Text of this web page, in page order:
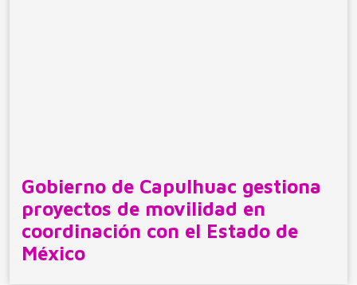
Gobierno de Capulhuac gestiona
proyectos de movilidad en
coordinación con el Estado de
México